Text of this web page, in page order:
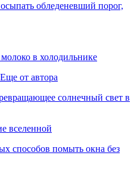
обледеневший порог,
в холодильнике
Еще от автора
солнечный свет в
вселенной
способов помыть окна без